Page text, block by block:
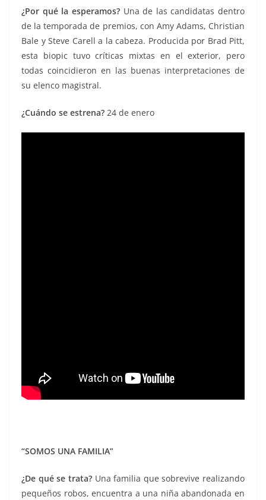
¿Por qué la esperamos?Una de las candidatas dentro
de la temporada de premios, con Amy Adams, Christian
Bale y Steve Carell a la cabeza. Producida por Brad Pitt,
esta biopic tuvo críticas mixtas en el exterior, pero
todas coincidieron en las buenas interpretaciones de
su elenco magistral.
¿Cuándo se estrena? 24 de enero
“SOMOS UNA FAMILIA”
¿De qué se trata?Una familia que sobrevive realizando
pequeños robos, encuentra a una niña abandonada en